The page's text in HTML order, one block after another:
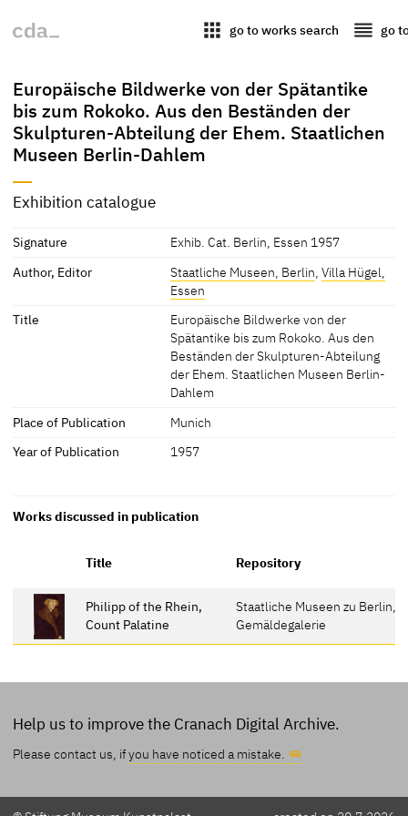
apps go to works search reorder go
Europäische Bildwerke von der Spätantike
bis zum Rokoko. Aus den Beständen der
Skulpturen-Abteilung der Ehem. Staatlichen
Museen Berlin-Dahlem
Exhibition catalogue
Signature
Exhib. Cat. Berlin, Essen 1957
Author, Editor
Staatliche Museen, Berlin,Villa Hügel,
Essen
Title
Europäische Bildwerke von der
Spätantike bis zum Rokoko. Aus den
Beständen der Skulpturen-Abteilung
der Ehem. Staatlichen Museen Berlin-
Dahlem
Place of Publication
Munich
Year of Publication
1957
Works discussed in publication
Title Repository
Philipp of the Rhein,
Count Palatine
Staatliche Museen zu Berlin,
Gemäldegalerie
Help us to improve the Cranach Digital Archive.
Please contact us, ifyou have noticed a mistake.